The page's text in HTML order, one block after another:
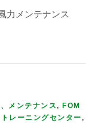
力メンテナンス
メンテナンス, FOM
トレーニングセンター,